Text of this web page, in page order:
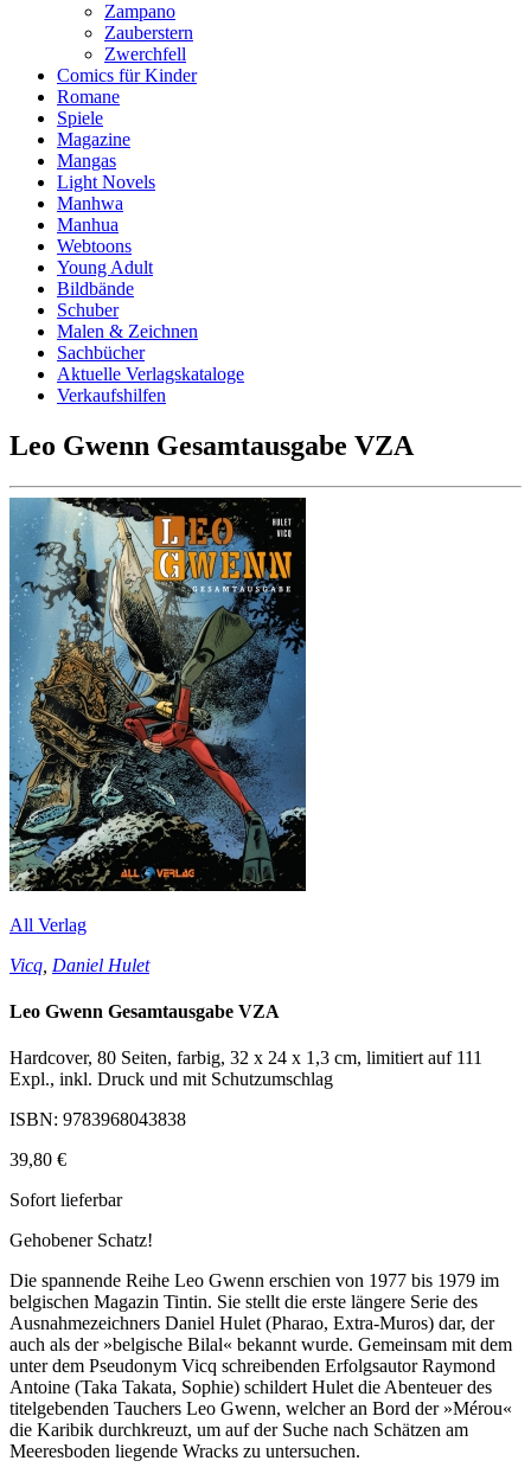
Zampano
Zauberstern
Zwerchfell
Comics für Kinder
Romane
Spiele
Magazine
Mangas
Light Novels
Manhwa
Manhua
Webtoons
Young Adult
Bildbände
Schuber
Malen & Zeichnen
Sachbücher
Aktuelle Verlagskataloge
Verkaufshilfen
Leo Gwenn Gesamtausgabe VZA
All Verlag
Vicq Daniel Hulet
Leo Gwenn Gesamtausgabe VZA
Hardcover, 80 Seiten, farbig, 32 x 24 x 1,3 cm, limitiert auf 111
Expl., inkl. Druck und mit Schutzumschlag
ISBN: 9783968043838
39,80 €
Sofort lieferbar
Gehobener Schatz!
Die spannende Reihe Leo Gwenn erschien von 1977 bis 1979 im
belgischen Magazin Tintin. Sie stellt die erste längere Serie des
Ausnahmezeichners Daniel Hulet (Pharao, Extra-Muros) dar, der
auch als der »belgische Bilal« bekannt wurde. Gemeinsam mit dem
unter dem Pseudonym Vicq schreibenden Erfolgsautor Raymond
Antoine (Taka Takata, Sophie) schildert Hulet die Abenteuer des
titelgebenden Tauchers Leo Gwenn, welcher an Bord der »Mérou«
die Karibik durchkreuzt, um auf der Suche nach Schätzen am
Meeresboden liegende Wracks zu untersuchen.